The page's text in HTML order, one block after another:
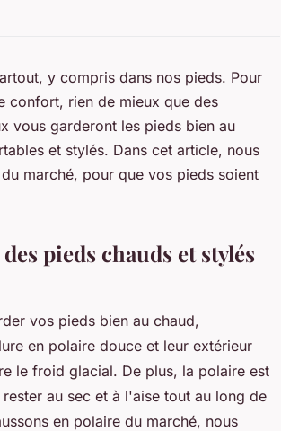
y compris dans nos pieds. Pour
confort, rien de mieux que des
vous garderont les pieds bien au
et stylés. Dans cet article, nous
marché, pour que vos pieds soient
pieds chauds et stylés
vos pieds bien au chaud,
en polaire douce et leur extérieur
le froid glacial. De plus, la polaire est
au sec et à l'aise tout au long de
en polaire du marché, nous